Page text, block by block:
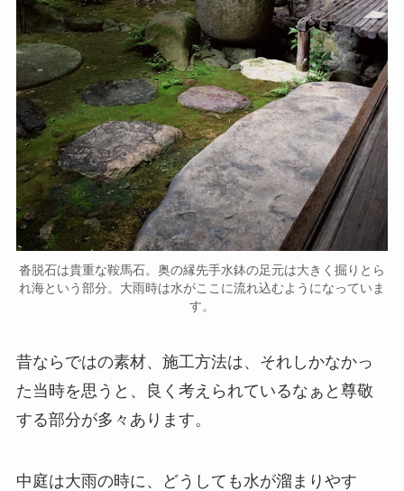
沓脱石は貴重な鞍馬石。奥の縁先手水鉢の足元は大きく掘りとら
れ海という部分。大雨時は水がここに流れ込むようになっていま
す。
昔ならではの素材、施工方法は、それしかなかっ
た当時を思うと、良く考えられているなぁと尊敬
する部分が多々あります。
中庭は大雨の時に、どうしても水が溜まりやす